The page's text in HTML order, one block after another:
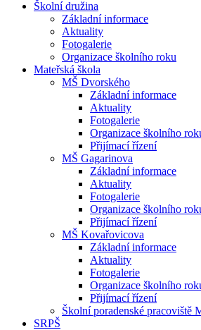
Školní družina
Základní informace
Aktuality
Fotogalerie
Organizace školního roku
Mateřská škola
MŠ Dvorského
Základní informace
Aktuality
Fotogalerie
Organizace školního
Přijímací řízení
MŠ Gagarinova
Základní informace
Aktuality
Fotogalerie
Organizace školního
Přijímací řízení
MŠ Kovařovicova
Základní informace
Aktuality
Fotogalerie
Organizace školního
Přijímací řízení
Školní poradenské pracoviště
SRPŠ